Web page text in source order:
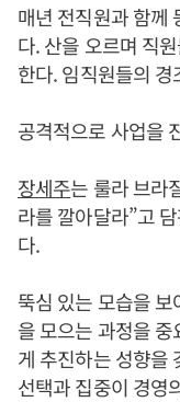
매년 전직원과 함께
다. 산을 오르며 직
한다. 임직원들의
공격적으로 사업을
장세주는 룰라 브라
라를 깔아달라”고
다.
뚝심 있는 모습을
을 모으는 과정을
게 추진하는 성향을
선택과 집중이 경영